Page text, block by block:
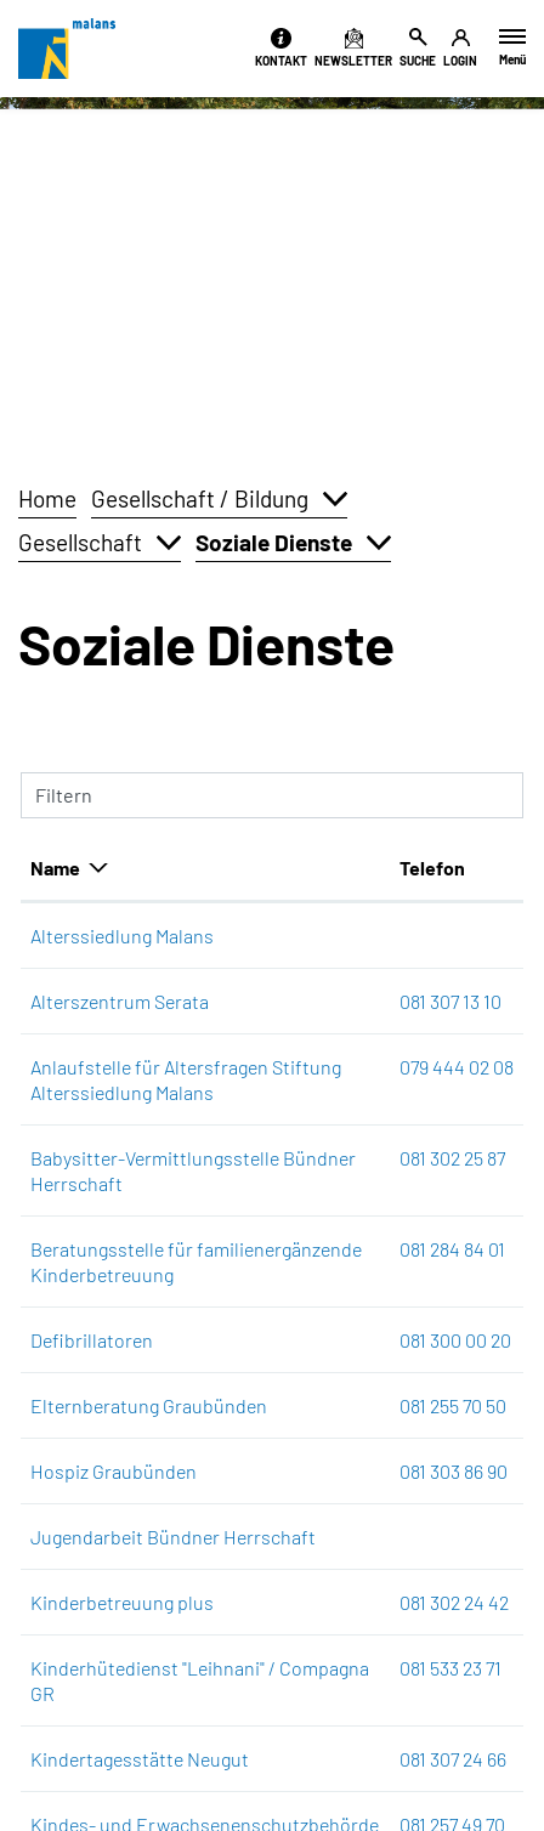
Kopfzeile Menü
KONTAKT NEWSLETTER SUCHE LOGIN
Inhalt
Home
Gesellschaft / Bildung
Gesellschaft
Soziale Dienste
Soziale Dienste
Filtern
Name Telefon
Alterssiedlung Malans
Alterszentrum Serata 081 307 13 10
Anlaufstelle für Altersfragen Stiftung
Alterssiedlung Malans
079 444 02 08
Babysitter-Vermittlungsstelle Bündner
Herrschaft
081 302 25 87
Beratungsstelle für familienergänzende
Kinderbetreuung
081 284 84 01
Defibrillatoren 081 300 00 20
Elternberatung Graubünden 081 255 70 50
Hospiz Graubünden 081 303 86 90
Jugendarbeit Bündner Herrschaft
Kinderbetreuung plus 081 302 24 42
Kinderhütedienst "Leihnani" / Compagna
GR
081 533 23 71
Kindertagesstätte Neugut 081 307 24 66
Kindes- und Erwachsenenschutzbehörde
081 257 49 70